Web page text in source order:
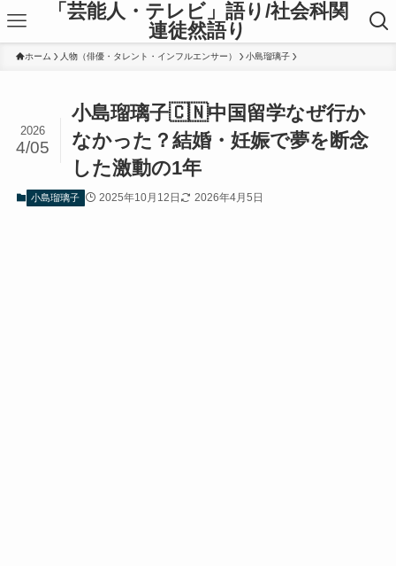
「芸能人・テレビ」語り/社会科関
連徒然語り
ホーム 人物（俳優・タレント・インフルエンサー） 小島瑠璃子
小島瑠璃子🇨🇳中国留学なぜ行か
なかった？結婚・妊娠で夢を断念
した激動の1年
2026
4/05
小島瑠璃子 2025年10月12日 2026年4月5日